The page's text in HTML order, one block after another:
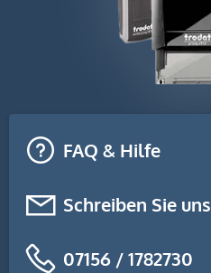
FAQ & Hilfe
Schreiben Sie uns
07156 / 1782730